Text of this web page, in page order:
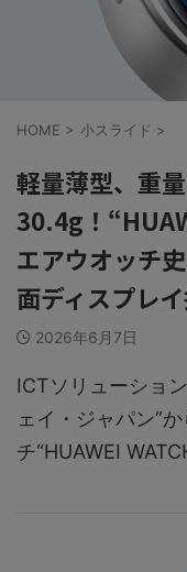
HOME > 小スライド >
軽量薄型、重
30.4g！
エアウオッチ
面ディスプレ
2026年6月7日
ICTソリューショ
ェイ・ジャパン”
チ“HUAWEI